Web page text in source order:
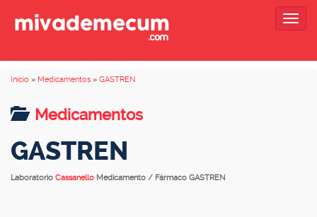
Inicio » Medicamentos » GASTREN
Medicamentos
GASTREN
Laboratorio Cassanello Medicamento / Fármaco GASTREN